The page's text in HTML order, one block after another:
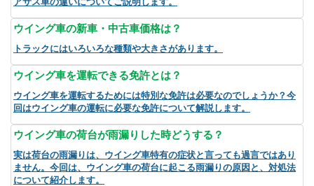
ウイング車の新車・中古車価格は？
トラックにはいろいろな種類や大きさがあります。
ウイング車を運転できる免許とは？
ウイング車を運転するためには特別な免許は必要なのでしょうか？今
回はウイング車の運転に必要な免許について解説します。
ウイング車の荷台が雨漏りした時どうする？
実は荷台の雨漏りは、ウイング車特有の症状と言っても過言ではあり
ません。今回は、ウイング車の荷台に起こる雨漏りの原因と、対処法
について紹介します。